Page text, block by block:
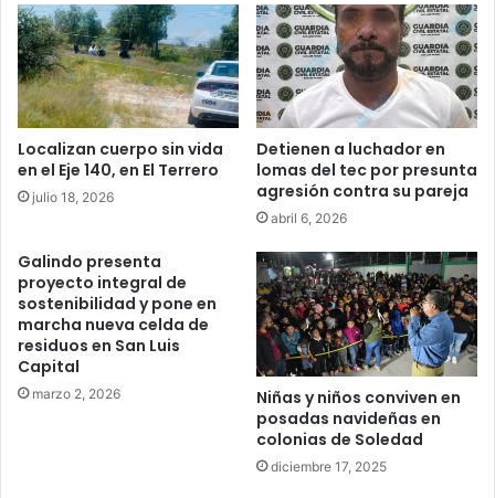
Localizan cuerpo sin vida
en el Eje 140, en El Terrero
julio 18, 2026
Detienen a luchador en
lomas del tec por presunta
agresión contra su pareja
abril 6, 2026
Galindo presenta
proyecto integral de
sostenibilidad y pone en
marcha nueva celda de
residuos en San Luis
Capital
marzo 2, 2026
Niñas y niños conviven en
posadas navideñas en
colonias de Soledad
diciembre 17, 2025